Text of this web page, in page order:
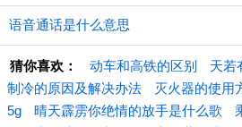
语音通话是什么意思
猜你喜欢： 动车和高铁的区别 天若
制冷的原因及解决办法
灭火器的使用
5g
晴天霹雳你绝情的放手是什么歌